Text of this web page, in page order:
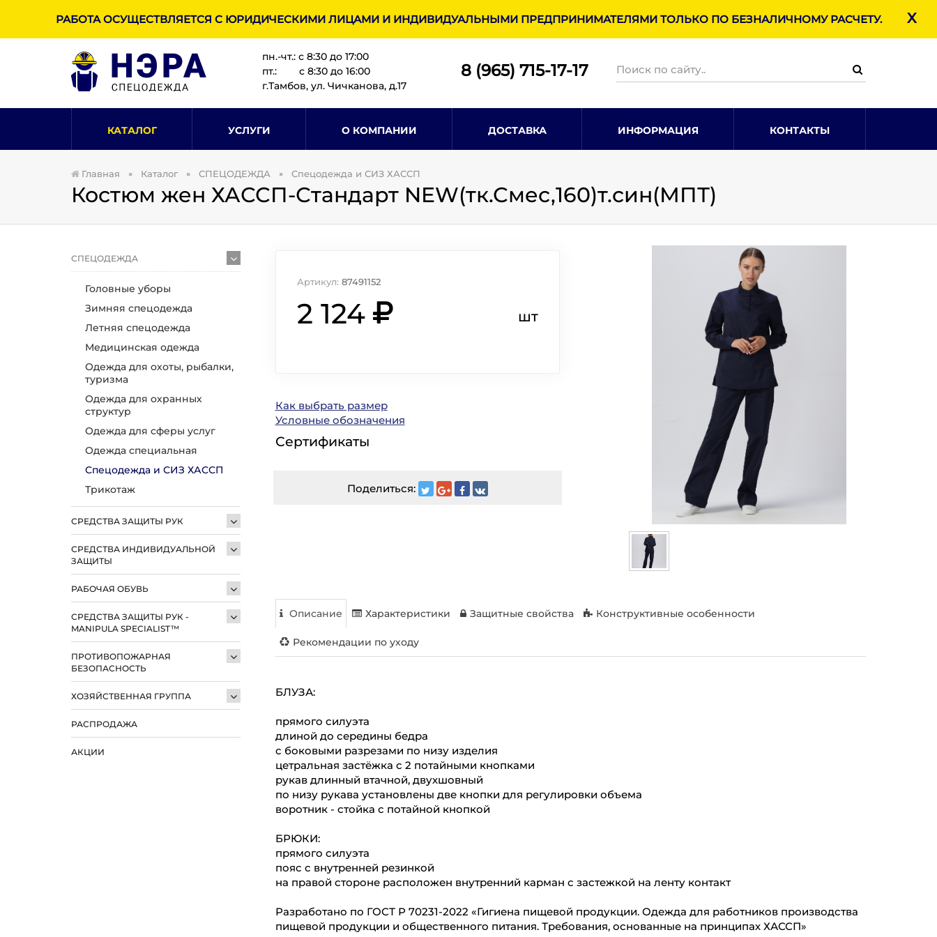
РАБОТА ОСУЩЕСТВЛЯЕТСЯ С ЮРИДИЧЕСКИМИ ЛИЦАМИ И ИНДИВИДУАЛЬНЫМИ ПРЕДПРИНИМАТЕЛЯМИ ТОЛЬКО ПО БЕЗНАЛИЧНОМУ РАСЧЕТУ. X
пн.-чт.: с 8:30 до 17:00
пт.: с 8:30 до 16:00
г.Тамбов, ул. Чичканова, д.17
8 (965) 715-17-17
КАТАЛОГ УСЛУГИ О КОМПАНИИ ДОСТАВКА ИНФОРМАЦИЯ КОНТАКТЫ
Главная Каталог СПЕЦОДЕЖДА Спецодежда и СИЗ ХАССП
Костюм жен ХАССП-Стандарт NEW(тк.Смес,160)т.син(МПТ)
СПЕЦОДЕЖДА
Головные уборы
Зимняя спецодежда
Летняя спецодежда
Медицинская одежда
Одежда для охоты, рыбалки,
туризма
Одежда для охранных
структур
Одежда для сферы услуг
Одежда специальная
Спецодежда и СИЗ ХАССП
Трикотаж
СРЕДСТВА ЗАЩИТЫ РУК
СРЕДСТВА ИНДИВИДУАЛЬНОЙ
ЗАЩИТЫ
РАБОЧАЯ ОБУВЬ
СРЕДСТВА ЗАЩИТЫ РУК -
MANIPULA SPECIALIST™
ПРОТИВОПОЖАРНАЯ
БЕЗОПАСНОСТЬ
ХОЗЯЙСТВЕННАЯ ГРУППА
РАСПРОДАЖА
АКЦИИ
Артикул: 87491152
2 124 шт
Как выбрать размер
Условные обозначения
Сертификаты
Поделиться:
Описание Характеристики Защитные свойства Конструктивные особенности
Рекомендации по уходу
БЛУЗА:
прямого силуэта
длиной до середины бедра
с боковыми разрезами по низу изделия
цетральная застёжка с 2 потайными кнопками
рукав длинный втачной, двухшовный
по низу рукава установлены две кнопки для регулировки объема
воротник - стойка с потайной кнопкой
БРЮКИ:
прямого силуэта
пояс с внутренней резинкой
на правой стороне расположен внутренний карман с застежкой на ленту контакт
Разработано по ГОСТ Р 70231-2022 «Гигиена пищевой продукции. Одежда для работников производства
пищевой продукции и общественного питания. Требования, основанные на принципах ХАССП»